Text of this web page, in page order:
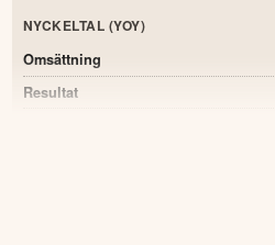
NYCKELTAL (YOY)
Omsättning
Resultat